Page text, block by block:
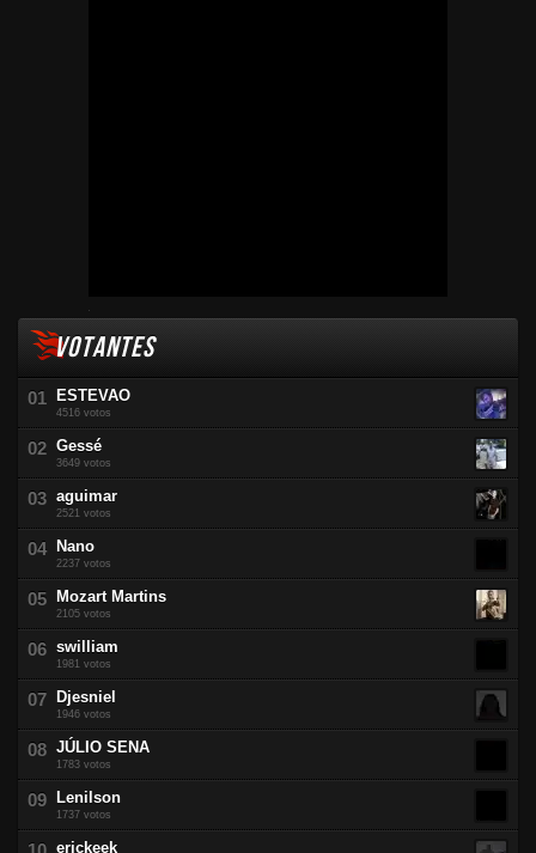
VOTANTES
ESTEVAO
4516 votos
Gessé
3649 votos
aguimar
2521 votos
Nano
2237 votos
Mozart Martins
2105 votos
swilliam
1981 votos
Djesniel
1946 votos
JÚLIO SENA
1783 votos
Lenilson
1737 votos
erickeek